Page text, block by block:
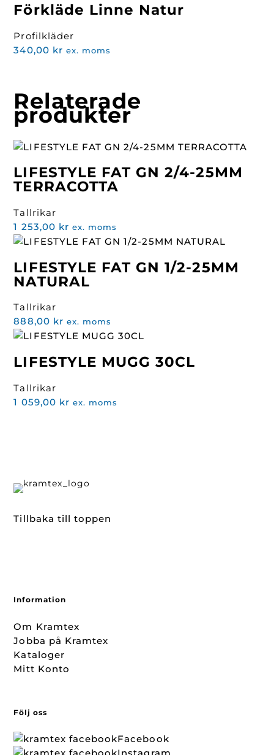
var:
är:
Förkläde Linne Natur
Profilkläder
340,00 kr ex. moms
Relaterade
produkter
LIFESTYLE FAT GN 2/4-25MM
TERRACOTTA
Tallrikar
1 253,00 kr ex. moms
LIFESTYLE FAT GN 1/2-25MM
NATURAL
Tallrikar
888,00 kr ex. moms
LIFESTYLE MUGG 30CL
Tallrikar
1 059,00 kr ex. moms
Tillbaka till toppen
Information
Om Kramtex
Jobba på Kramtex
Kataloger
Mitt Konto
Följ oss
Facebook